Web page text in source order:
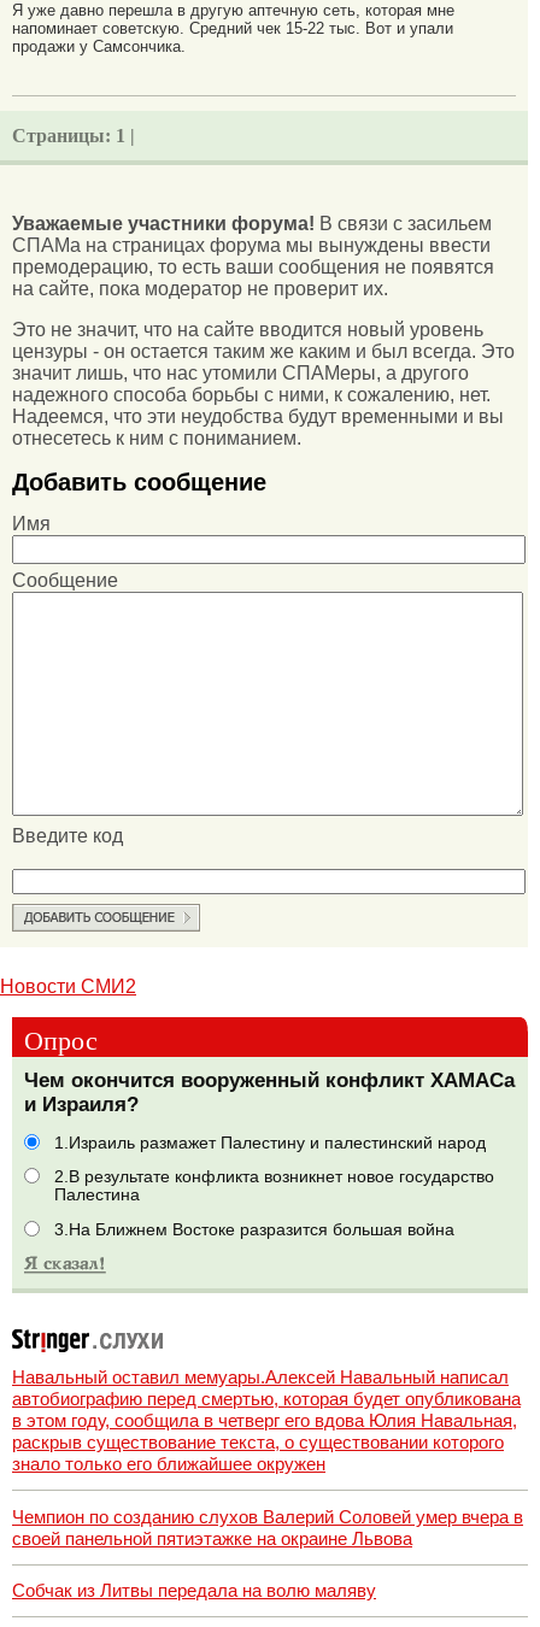
Я уже давно перешла в другую аптечную сеть, которая мне
напоминает советскую. Средний чек 15-22 тыс. Вот и упали
продажи у Самсончика.
Страницы: 1 |
Уважаемые участники форума! В связи с засильем
СПАМа на страницах форума мы вынуждены ввести
премодерацию, то есть ваши сообщения не появятся
на сайте, пока модератор не проверит их.
Это не значит, что на сайте вводится новый уровень
цензуры - он остается таким же каким и был всегда. Это
значит лишь, что нас утомили СПАМеры, а другого
надежного способа борьбы с ними, к сожалению, нет.
Надеемся, что эти неудобства будут временными и вы
отнесетесь к ним с пониманием.
Добавить сообщение
Имя
Сообщение
Введите код
Новости СМИ2
Опрос
Чем окончится вооруженный конфликт ХАМАСа
и Израиля?
1.Израиль размажет Палестину и палестинский народ
2.В результате конфликта возникнет новое государство
Палестина
3.На Ближнем Востоке разразится большая война
Навальный оставил мемуары.Алексей Навальный написал
автобиографию перед смертью, которая будет опубликована
в этом году, сообщила в четверг его вдова Юлия Навальная,
раскрыв существование текста, о существовании которого
знало только его ближайшее окружен
Чемпион по созданию слухов Валерий Соловей умер вчера в
своей панельной пятиэтажке на окраине Львова
Собчак из Литвы передала на волю маляву